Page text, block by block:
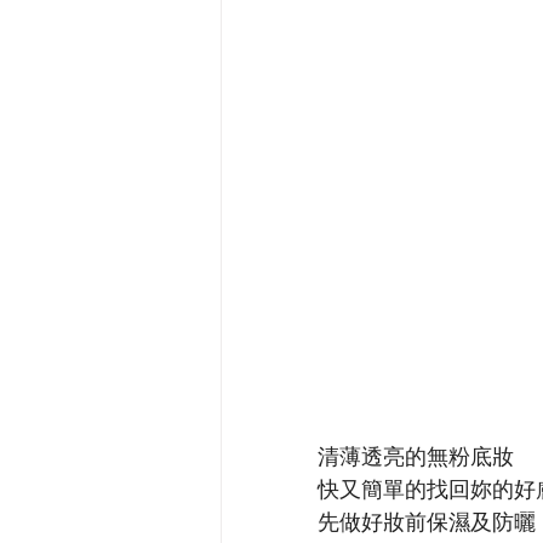
清薄透亮的無粉底妝
快又簡單的找回妳的好
先做好妝前保濕及防曬